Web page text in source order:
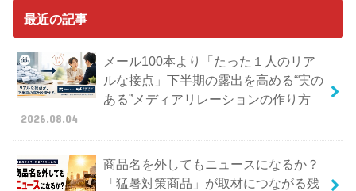
最近の記事
メール100本より「たった１人のリア
ルな接点」下半期の露出を高める“実の
ある”メディアリレーションの作り方
2026.08.04
商品名を外してもニュースになるか？
「猛暑対策商品」が取材につながる残